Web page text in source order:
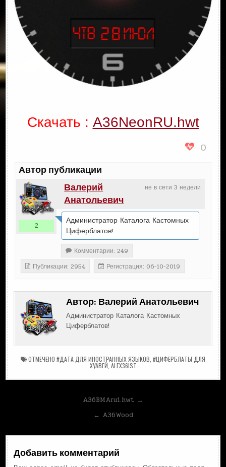
Скачать : A36NeonRU.hwt
0
Автор публикации
не в сети 3 недели
Валерий
Анатольевич
2
Администратор Каталога Кастомных
Циферблатов!
Комментарии: 249
Публикации: 2954
Регистрация: 06-10-2019
Автор: Валерий Анатольевич
Администратор Каталога Кастомных
Циферблатов!
ОТМЕЧЕНО #ДАТА ДЛЯ ИНОСТРАННЫХ ЯЗЫКОВ #ЦИФЕРБЛАТЫ ДЛЯ
ХУАВЕЙ ALEX36IST
A36BMAru1.hwt →
← A36Wood
Добавить комментарий